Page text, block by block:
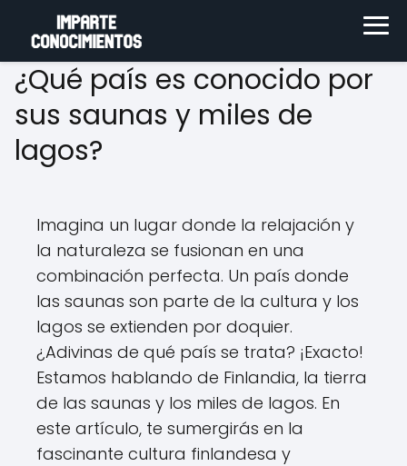
¿Qué país es conocido por
sus saunas y miles de
lagos?
Imagina un lugar donde la relajación y
la naturaleza se fusionan en una
combinación perfecta. Un país donde
las saunas son parte de la cultura y los
lagos se extienden por doquier.
¿Adivinas de qué país se trata? ¡Exacto!
Estamos hablando de Finlandia, la tierra
de las saunas y los miles de lagos. En
este artículo, te sumergirás en la
fascinante cultura finlandesa y